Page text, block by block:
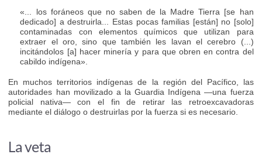
«... los foráneos que no saben de la Madre Tierra [se han
dedicado] a destruirla... Estas pocas familias [están] no [solo]
contaminadas con elementos químicos que utilizan para
extraer el oro, sino que también les lavan el cerebro (...)
incitándolos [a] hacer minería y para que obren en contra del
cabildo indígena».
En muchos territorios indígenas de la región del Pacífico, las
autoridades han movilizado a la Guardia Indígena —una fuerza
policial nativa— con el fin de retirar las retroexcavadoras
mediante el diálogo o destruirlas por la fuerza si es necesario.
La veta